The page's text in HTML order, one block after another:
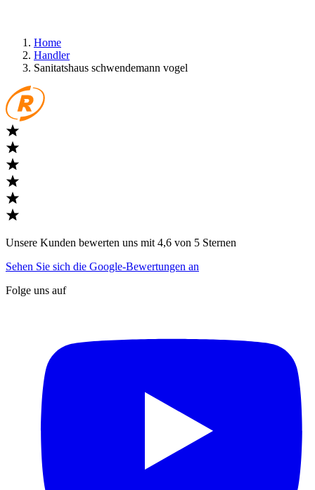
Home
Handler
Sanitatshaus schwendemann vogel
Unsere Kunden bewerten uns mit 4,6 von 5 Sternen
Sehen Sie sich die Google-Bewertungen an
Folge uns auf